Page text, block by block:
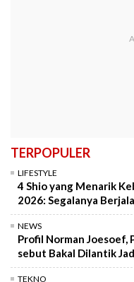
TERPOPULER
LIFESTYLE
4 Shio yang Menarik
2026: Segalanya
NEWS
Profil Norman Joesoef,
sebut Bakal Dilantik
TEKNO